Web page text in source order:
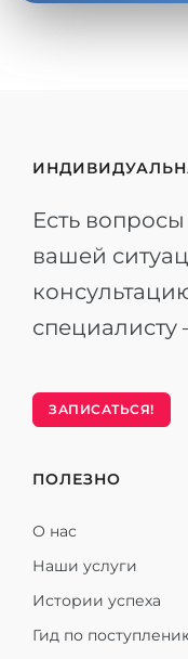
Есть
вашей
ЗАПИСАТЬСЯ!
ПОЛЕЗНО
О нас
Наши услуги
Истории успеха
Гид по